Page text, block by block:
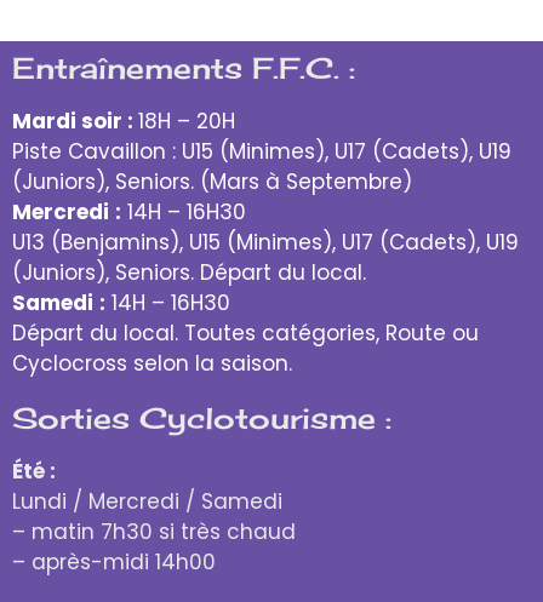
Entraînements F.F.C. :
Mardi soir : 18H – 20H
Piste Cavaillon : U15 (Minimes), U17 (Cadets), U19
(Juniors), Seniors. (Mars à Septembre)
Mercredi : 14H – 16H30
U13 (Benjamins), U15 (Minimes), U17 (Cadets), U19
(Juniors), Seniors. Départ du local.
Samedi : 14H – 16H30
Départ du local. Toutes catégories, Route ou
Cyclocross selon la saison.
Sorties Cyclotourisme :
Été :
Lundi / Mercredi / Samedi
– matin 7h30 si très chaud
– après-midi 14h00